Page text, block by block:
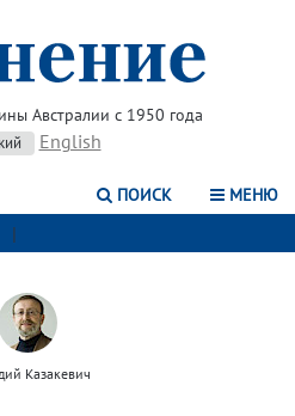
Австралии с 1950 года
English
ПОИСК МЕНЮ
|
Казакевич